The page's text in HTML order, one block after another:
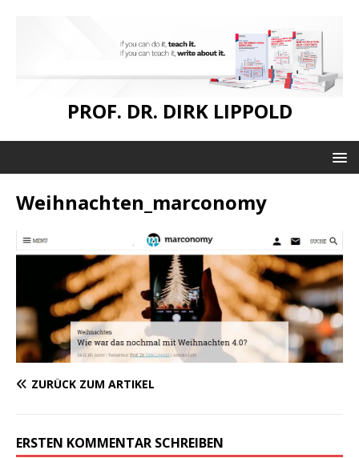
PROF. DR. DIRK LIPPOLD
Weihnachten_marconomy
ZURÜCK ZUM ARTIKEL
ERSTEN KOMMENTAR SCHREIBEN